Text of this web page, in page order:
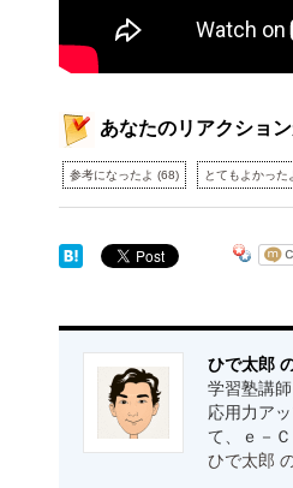
あなたのリアクショ
参考になったよ (68) とてもよかった
ひで太郎
学習塾講
応用力ア
て、ｅ－
ひで太郎